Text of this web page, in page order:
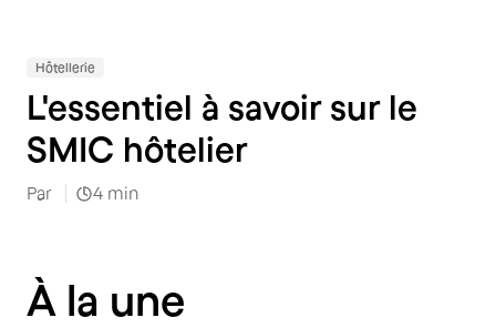
Hôtellerie
L'essentiel à savoir sur le
SMIC hôtelier
Par 4 min
À la une